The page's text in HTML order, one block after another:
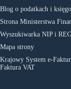
Blog o podatkach i
Strona Ministerstwa
Wyszukiwarka NIP i
Mapa strony
Krajowy System e-
Faktura VAT